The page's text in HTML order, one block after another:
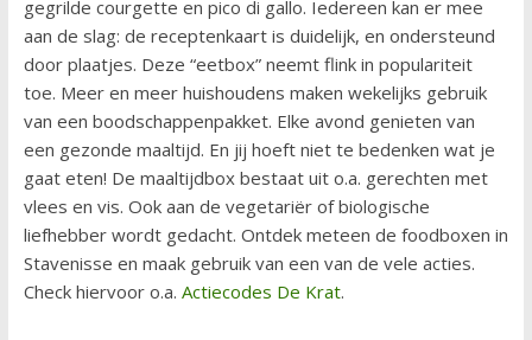
gegrilde courgette en pico di gallo. Iedereen kan er mee
aan de slag: de receptenkaart is duidelijk, en ondersteund
door plaatjes. Deze “eetbox” neemt flink in populariteit
toe. Meer en meer huishoudens maken wekelijks gebruik
van een boodschappenpakket. Elke avond genieten van
een gezonde maaltijd. En jij hoeft niet te bedenken wat je
gaat eten! De maaltijdbox bestaat uit o.a. gerechten met
vlees en vis. Ook aan de vegetariër of biologische
liefhebber wordt gedacht. Ontdek meteen de foodboxen in
Stavenisse en maak gebruik van een van de vele acties.
Check hiervoor o.a. Actiecodes De Krat.